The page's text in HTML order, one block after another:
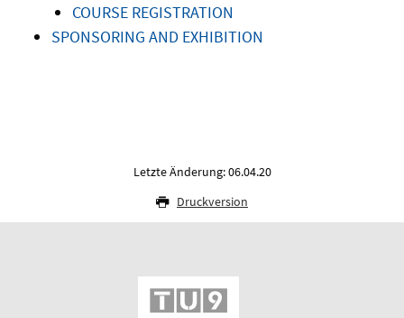
COURSE REGISTRATION
SPONSORING AND EXHIBITION
Letzte Änderung: 06.04.20
Druckversion